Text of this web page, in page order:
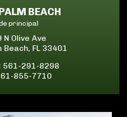
BEACH
principal
N Olive Ave
Beach, FL 33401
561-291-8298
855-7710